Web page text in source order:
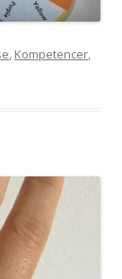
, Kompetencer,